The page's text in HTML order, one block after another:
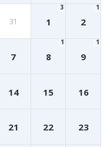
31 1
3
2
1
7 8
1
9
1
14 15 16
21 22 23